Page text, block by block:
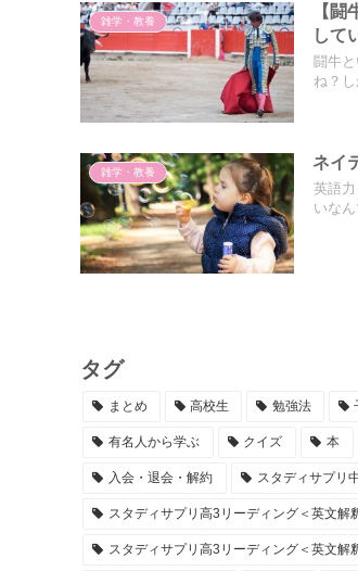
雑学・教養
【
して
闘牛
ね？
雑学・教養
ネイ
英語
いな
タグ
まとめ 高校生 勉強法
有名人から学ぶ クイズ 本
入会・退会・解約 スタディサプリ
スタディサプリ高3リーディング＜英文解
スタディサプリ高3リーディング＜英文解